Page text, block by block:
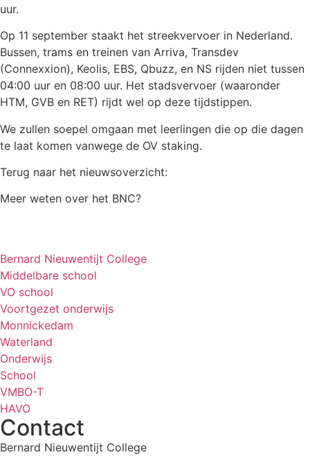
uur.
Op 11 september staakt het streekvervoer in Nederland.
Bussen, trams en treinen van Arriva, Transdev
(Connexxion), Keolis, EBS, Qbuzz, en NS rijden niet tussen
04:00 uur en 08:00 uur. Het stadsvervoer (waaronder
HTM, GVB en RET) rijdt wel op deze tijdstippen.
We zullen soepel omgaan met leerlingen die op die dagen
te laat komen vanwege de OV staking.
Terug naar het nieuwsoverzicht:
Meer weten over het BNC?
Bernard Nieuwentijt College
Middelbare school
VO school
Voortgezet onderwijs
Monnickedam
Waterland
Onderwijs
School
VMBO-T
HAVO
Contact
Bernard Nieuwentijt College